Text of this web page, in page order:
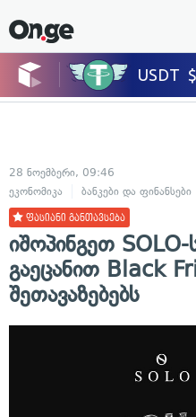
28 ნოემბერი, 09:46
ეკონომიკა
ბანკები და ფინანსები
ფასიანი განთავსება
იშოპინგეთ
გაეცანით Black
შეთავაზებებს